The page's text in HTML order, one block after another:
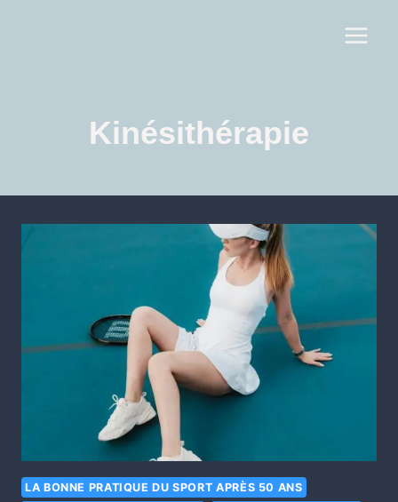
Kinésithérapie
LA BONNE PRATIQUE DU SPORT APRÈS 50 ANS